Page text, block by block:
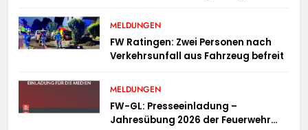
MELDUNGEN
FW Ratingen: Zwei Personen nach
Verkehrsunfall aus Fahrzeug befreit
MELDUNGEN
FW-GL: Presseeinladung –
Jahresübung 2026 der Feuerwehr